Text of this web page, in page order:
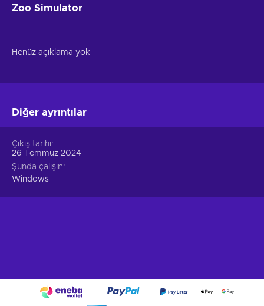
Zoo Simulator
Henüz açıklama yok
Diğer ayrıntılar
Çıkış tarihi
26 Temmuz 2024
Şunda çalışır:
Windows